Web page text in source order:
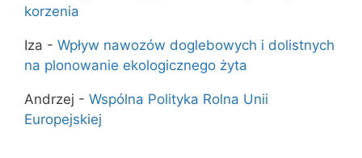
korzenia
Iza - Wpływ nawozów doglebowych i dolistnych
na plonowanie ekologicznego żyta
Andrzej - Wspólna Polityka Rolna Unii
Europejskiej